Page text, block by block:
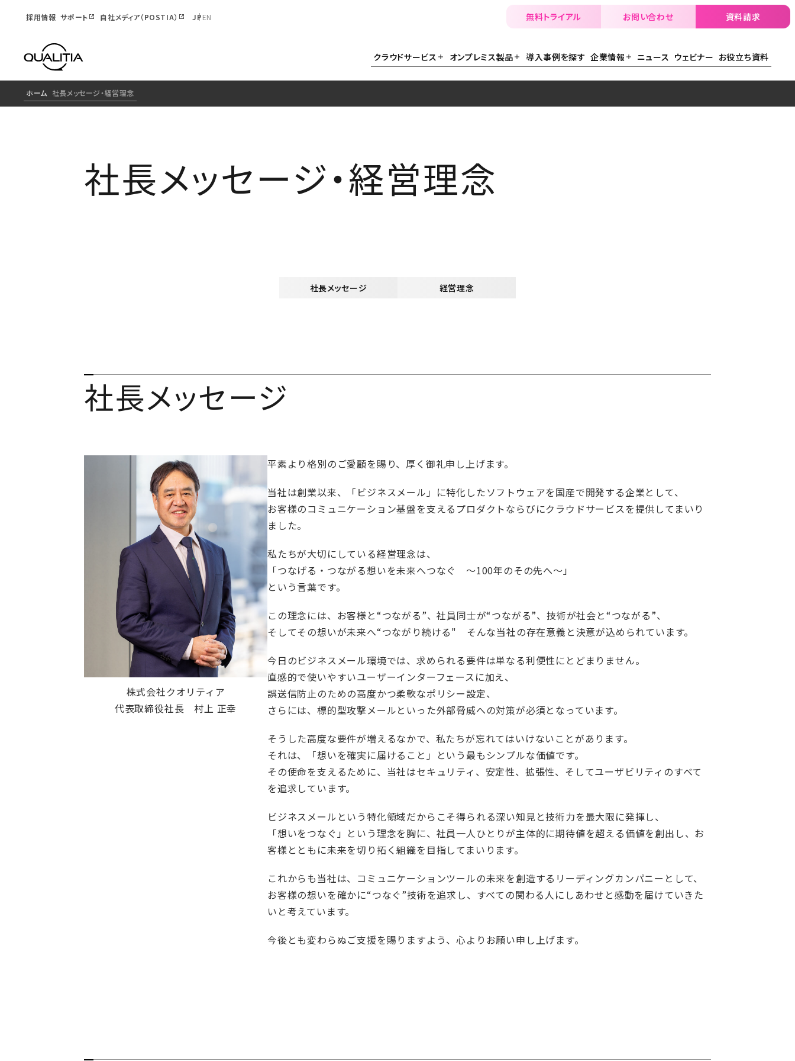
採用情報 サポート 自社メディア（POSTIA） JPEN
クラウドサービス オンプレミス製品 導入事例を探す 企業情報 ニュース ウェビナー お役立ち資料
無料トライアル お問い合わせ 資料請求
ホーム 社長メッセージ・経営理念
社長メッセージ・経営理念
社長メッセージ 経営理念
社長メッセージ
株式会社クオリティア
代表取締役社長 村上 正幸
平素より格別のご愛顧を賜り、厚く御礼申し上げます。
当社は創業以来、「ビジネスメール」に特化したソフトウェアを国産で開発する企業として、
お客様のコミュニケーション基盤を支えるプロダクトならびにクラウドサービスを提供してまいり
ました。
私たちが大切にしている経営理念は、
「つなげる・つながる想いを未来へつなぐ ～100年のその先へ～」
という言葉です。
この理念には、お客様と“つながる”、社員同士が“つながる”、技術が社会と“つながる”、
そしてその想いが未来へ“つながり続ける" そんな当社の存在意義と決意が込められています。
今日のビジネスメール環境では、求められる要件は単なる利便性にとどまりません。
直感的で使いやすいユーザーインターフェースに加え、
誤送信防止のための高度かつ柔軟なポリシー設定、
さらには、標的型攻撃メールといった外部脅威への対策が必須となっています。
そうした高度な要件が増えるなかで、私たちが忘れてはいけないことがあります。
それは、「想いを確実に届けること」という最もシンプルな価値です。
その使命を支えるために、当社はセキュリティ、安定性、拡張性、そしてユーザビリティのすべて
を追求しています。
ビジネスメールという特化領域だからこそ得られる深い知見と技術力を最大限に発揮し、
「想いをつなぐ」という理念を胸に、社員一人ひとりが主体的に期待値を超える価値を創出し、お
客様とともに未来を切り拓く組織を目指してまいります。
これからも当社は、コミュニケーションツールの未来を創造するリーディングカンパニーとして、
お客様の想いを確かに“つなぐ”技術を追求し、すべての関わる人にしあわせと感動を届けていきた
いと考えています。
今後とも変わらぬご支援を賜りますよう、心よりお願い申し上げます。